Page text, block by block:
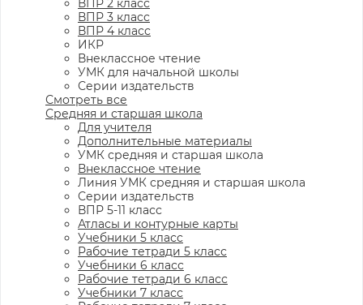
ВПР 2 класс
ВПР 3 класс
ВПР 4 класс
ИКР
Внеклассное чтение
УМК для начальной школы
Серии издательств
Смотреть все
Средняя и старшая школа
Для учителя
Дополнительные материалы
УМК средняя и старшая школа
Внеклассное чтение
Линия УМК средняя и старшая школа
Серии издательств
ВПР 5-11 класс
Атласы и контурные карты
Учебники 5 класс
Рабочие тетради 5 класс
Учебники 6 класс
Рабочие тетради 6 класс
Учебники 7 класс